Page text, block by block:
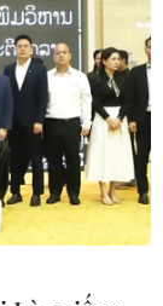
tất cả các
cách là một
lưới an